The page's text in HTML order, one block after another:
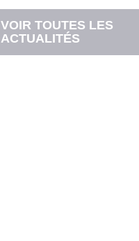
VOIR TOUTES LES
ACTUALITÉS